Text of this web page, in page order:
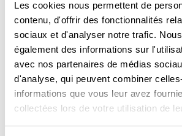
Les cookies nous permettent de
contenu, d'offrir des fonctionnalités
sociaux et d'analyser notre trafic.
également des informations sur
avec nos partenaires de médias
d'analyse, qui peuvent combiner
informations que vous leur avez
collectées lors de votre utilisation de
Dans la rue, on regarde encore
handicapés avec curiosité
gêne. Mais dans le cadre des
sportives d’Handilandes, ils
surpasser en faisant de